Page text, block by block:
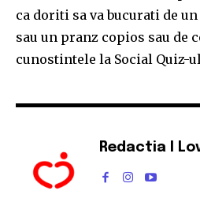
ca doriti sa va bucurati de
sau un pranz copios sau de
cunostintele la Social Quiz-
Redactia I